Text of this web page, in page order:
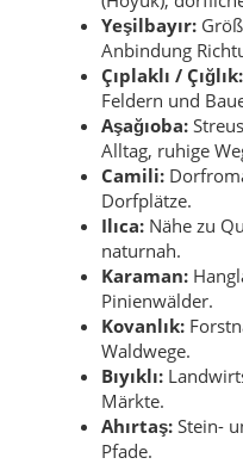
Yeşilbayır:
Anbindung
Çıplaklı / Çığlık:
Feldern und
Aşağıoba:
Alltag, ruhige
Camili:
Dorfplätze.
Ilıca: Nähe zu
naturnah.
Karaman:
Pinienwälder.
Kovanlık:
Waldwege.
Bıyıklı:
Märkte.
Ahırtaş: Stein-
Pfade.